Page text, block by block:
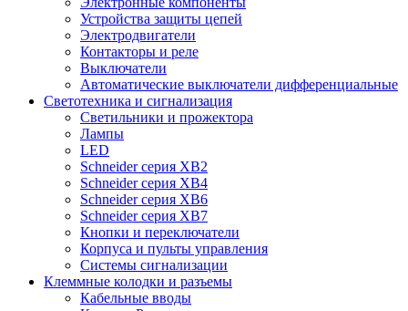
Устройства защиты цепей
Электродвигатели
Контакторы и реле
Выключатели
Автоматические выключатели дифференциальные
Светотехника и сигнализация
Светильники и прожектора
Лампы
LED
Schneider серия XB2
Schneider серия XB4
Schneider серия XB6
Schneider серия XB7
Кнопки и переключатели
Корпуса и пульты управления
Системы сигнализации
Клеммные колодки и разъемы
Кабельные вводы